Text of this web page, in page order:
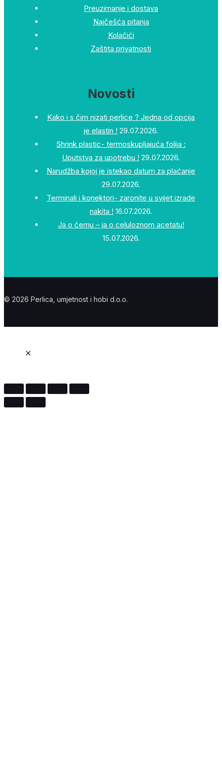
Preuzimanje i dostava
Najčešća pitanja
Kolačići
Zaštita privatnosti
Novosti
Kako i s čim nizati perlice ? Jedna od opcija
je elastin ! 29.07.2026.
Shrink plastic- termoskupljajuća folija :
Uputstva za upotrebu ! 29.07.2026.
Narudžba kojoj je istekao datum za plaćanje
29.07.2026.
Terminali i konektori- zaronite u svijet izrade
nakita ! 16.07.2026.
Ja o ćemu – ja o celuloznom acetatu!
15.07.2026.
© 2026 Perlica, umjetnost i hobi d.o.o.